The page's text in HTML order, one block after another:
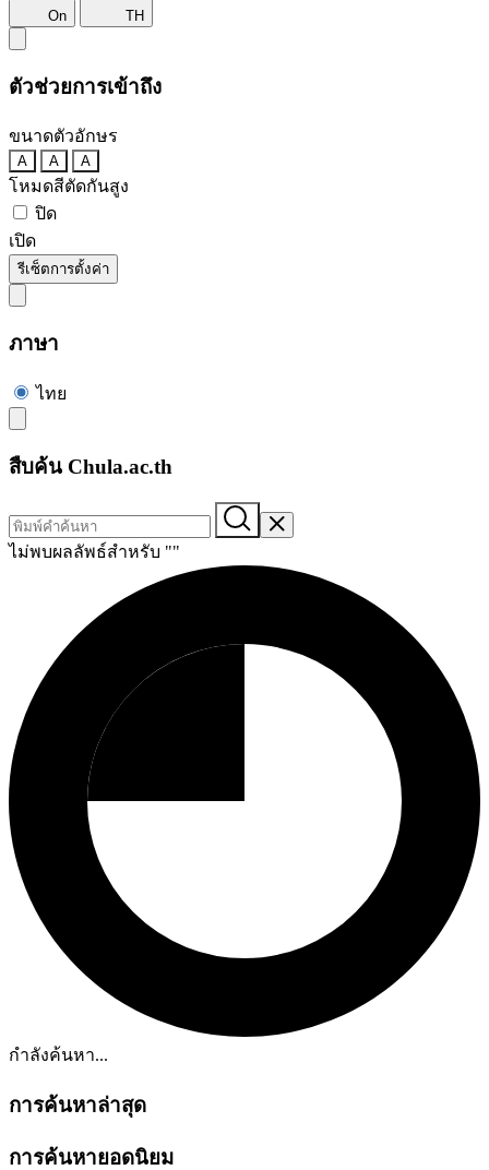
On TH
ตัวช่วยการเข้าถึง
ขนาดตัวอักษร
A A A
โหมดสีตัดกันสูง
ปิด
เปิด
รีเซ็ตการตั้งค่า
ภาษา
ไทย
สืบค้น Chula.ac.th
ไม่พบผลลัพธ์สำหรับ ""
กำลังค้นหา...
การค้นหาล่าสุด
การค้นหายอดนิยม